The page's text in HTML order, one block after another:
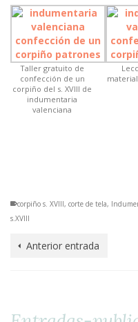
Taller gratuito de
confección de un
corpiño del s. XVIII de
indumentaria
valenciana
corpiño s. XVIII, corte de tela,
s.XVIII
Anterior entrada